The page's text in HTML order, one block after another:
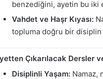
benzediğini, ayetin bu
Vahdet ve Haşr Kıyası:
topluma doğru bir
Çıkarılacak Dersler
Disiplinli Yaşam: Namaz,